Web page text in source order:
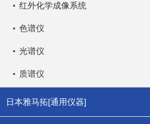
红外化学成像系统
色谱仪
光谱仪
质谱仪
日本雅马拓[通用仪器]